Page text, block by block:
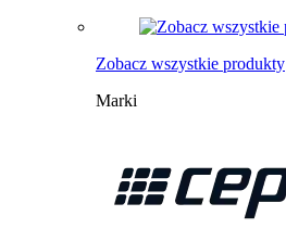
Zobacz wszystkie produkty
Marki